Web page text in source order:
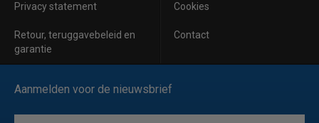
Privacy statement Cookies
Retour, teruggavebeleid en
garantie
Contact
Aanmelden voor de nieuwsbrief